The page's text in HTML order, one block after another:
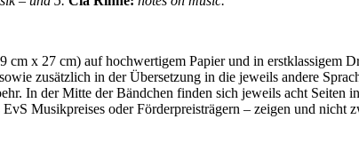
x 27 cm) auf hochwertigem Papier und in erstklassigem
zusätzlich in der Übersetzung in die jeweils andere
In der Mitte der Bändchen finden sich jeweils acht
Musikpreises oder Förderpreisträgern – zeigen und nicht